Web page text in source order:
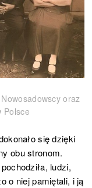
oraz
Polsce
się dzięki
obu stronom.
ludzi,
o niej pamiętali, i ją